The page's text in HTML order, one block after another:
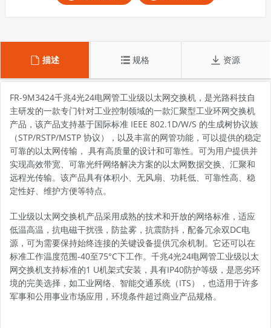
描述 规格 资源
FR-9M3424千兆4光24电网管工业级以太网交换机，是光路科技自
主研发的一款专门针对工业控制领域的一款汇聚型工业环网交换机
产品，该产品支持基于国际标准 IEEE 802.1D/W/S 的生成树协议族
（STP/RSTP/MSTP 协议），以及丰富的网管功能，可以提供的稳定
可靠的以太网传输， 具有高质量的设计和可靠性。可为用户提供并
实现高效带宽、可靠光纤网络解决方案的以太网数据交换、汇聚和
远程光传输。该产品具有体积小、无风扇、功耗低、可靠性高、稳
定性好、维护方便等特点。
工业级以太网交换机产品采用成熟的技术和开放的网络标准，适应
低温高温，抗电磁干扰强，防盐雾，抗震防抖，配备冗余双DC电
源，可为需要保持始终连接的关键设备提供冗余机制。它还可以在
标准工作温度范围-40至75°C下工作。千兆4光24电网管工业级以太
网交换机支持标准的1 U机架式安装，具有IP40防护等级，是恶劣环
境的完美选择，如工业网络、智能交通系统（ITS），也适用于许多
军事和公用事业市场应用，环境条件超过商业产品规格。